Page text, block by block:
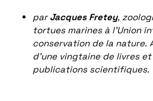
par Jacques Fretey,
tortues marines à l’Union
conservation de la nature.
d’une vingtaine de livres
publications scientifiques.